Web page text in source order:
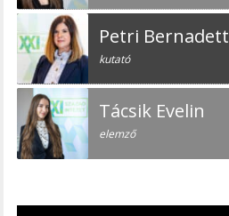
Petri Bernadett
kutató
Tácsik Evelin
elemző